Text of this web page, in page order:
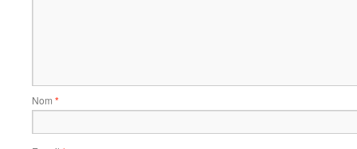
Nom *